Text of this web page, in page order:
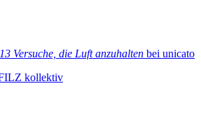
13 Versuche, die Luft anzuhalten bei unicato
kollektiv